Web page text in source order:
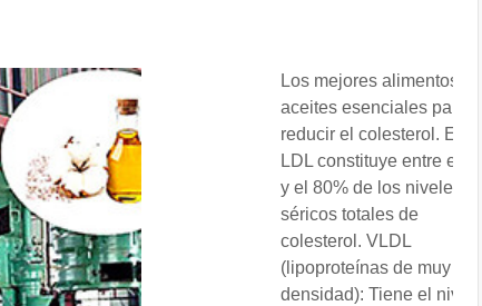
Los mejores alimentos y
aceites esenciales para
reducir el colesterol. El
LDL constituye entre el 70
y el 80% de los niveles
séricos totales de
colesterol. VLDL
(lipoproteínas de muy baja
densidad): Tiene el nivel